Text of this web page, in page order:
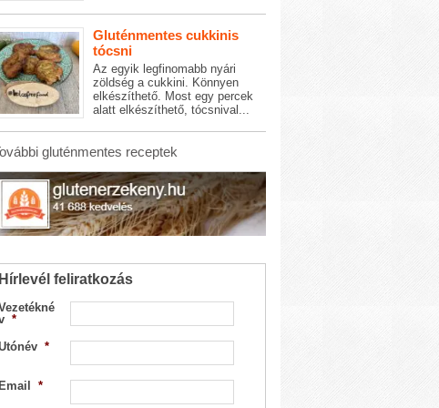
Gluténmentes cukkinis
tócsni
Az egyik legfinomabb nyári
zöldség a cukkini. Könnyen
elkészíthető. Most egy percek
alatt elkészíthető, tócsnival...
gluténmentes receptek
Hírlevél feliratkozás
*
*
Email *